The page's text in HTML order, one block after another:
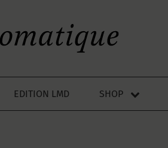
EDITION LMD SHOP